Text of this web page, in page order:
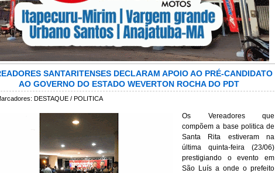
SANTARITENSES DECLARAM APOIO AO PRÉ-CANDIDATO
AO GOVERNO DO ESTADO WEVERTON ROCHA DO PDT
DESTAQUE / POLITICA
Os Vereadores que
compõem a base politica de
Santa Rita estiveram na
última quinta-feira (23/06)
prestigiando o evento em
São Luís a onde o prefeito